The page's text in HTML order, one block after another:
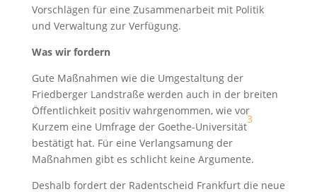
Vorschlägen für eine Zusammenarbeit mit Politik
und Verwaltung zur Verfügung.
Was wir fordern
Gute Maßnahmen wie die Umgestaltung der
Friedberger Landstraße werden auch in der breiten
Öffentlichkeit positiv wahrgenommen, wie vor
Kurzem eine Umfrage der Goethe-Universität
3
bestätigt hat. Für eine Verlangsamung der
Maßnahmen gibt es schlicht keine Argumente.
Deshalb fordert der Radentscheid Frankfurt die neue